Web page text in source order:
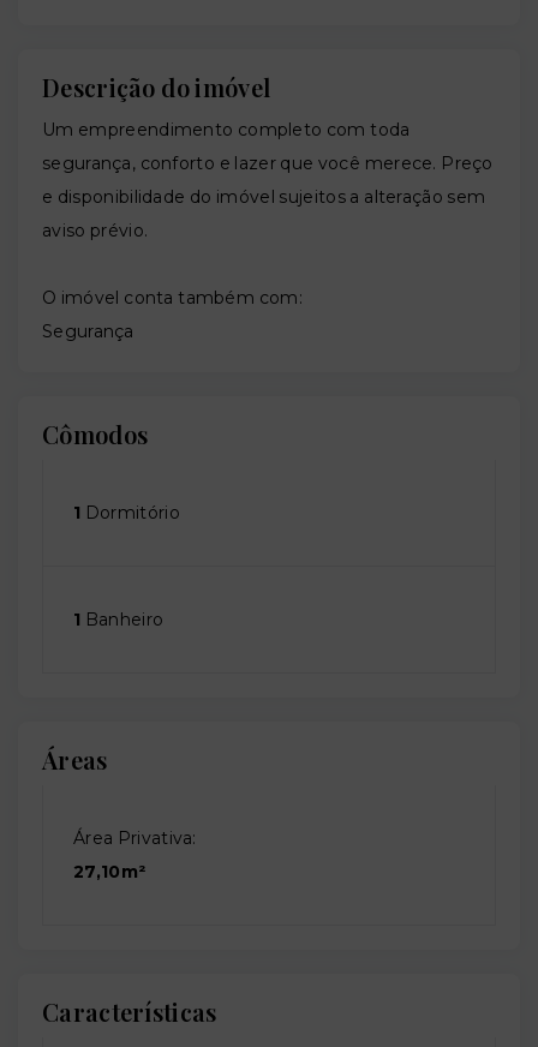
Descrição do imóvel
Um empreendimento completo com toda
segurança, conforto e lazer que você merece. Preço
e disponibilidade do imóvel sujeitos a alteração sem
aviso prévio.
O imóvel conta também com:
Segurança
Cômodos
1 Dormitório
1 Banheiro
Áreas
Área Privativa:
27,10m²
Características